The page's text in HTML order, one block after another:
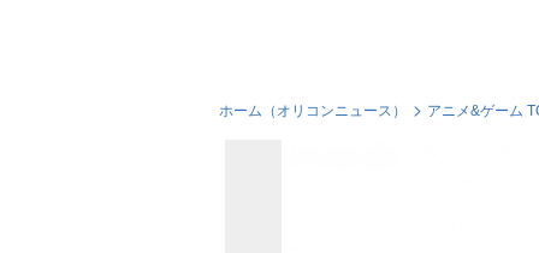
ホーム（オリコンニュース） アニメ&ゲーム